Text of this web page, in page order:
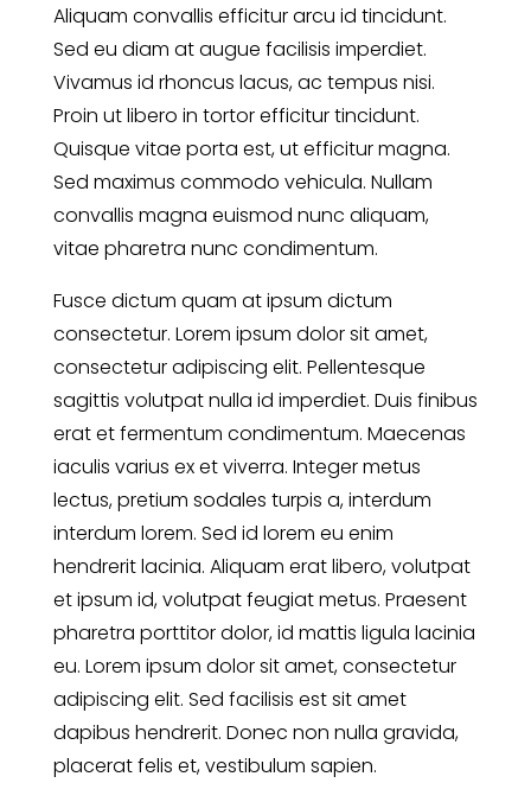
Aliquam convallis efficitur arcu id tincidunt.
Sed eu diam at augue facilisis imperdiet.
Vivamus id rhoncus lacus, ac tempus nisi.
Proin ut libero in tortor efficitur tincidunt.
Quisque vitae porta est, ut efficitur magna.
Sed maximus commodo vehicula. Nullam
convallis magna euismod nunc aliquam,
vitae pharetra nunc condimentum.
Fusce dictum quam at ipsum dictum
consectetur. Lorem ipsum dolor sit amet,
consectetur adipiscing elit. Pellentesque
sagittis volutpat nulla id imperdiet. Duis finibus
erat et fermentum condimentum. Maecenas
iaculis varius ex et viverra. Integer metus
lectus, pretium sodales turpis a, interdum
interdum lorem. Sed id lorem eu enim
hendrerit lacinia. Aliquam erat libero, volutpat
et ipsum id, volutpat feugiat metus. Praesent
pharetra porttitor dolor, id mattis ligula lacinia
eu. Lorem ipsum dolor sit amet, consectetur
adipiscing elit. Sed facilisis est sit amet
dapibus hendrerit. Donec non nulla gravida,
placerat felis et, vestibulum sapien.